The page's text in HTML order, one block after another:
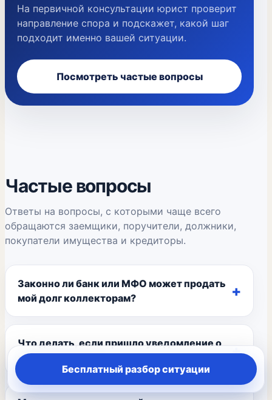
На первичной консультации юрист проверит
направление спора и подскажет, какой шаг
подходит именно вашей ситуации.
Посмотреть частые вопросы
Частые вопросы
Ответы на вопросы, с которыми чаще всего
обращаются заемщики, поручители, должники,
покупатели имущества и кредиторы.
Законно ли банк или МФО может продать
мой долг коллекторам?
Что делать, если пришло уведомление о
продаже долга?
Бесплатный разбор ситуации